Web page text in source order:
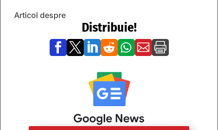
Articol despre
Distribuie!
      